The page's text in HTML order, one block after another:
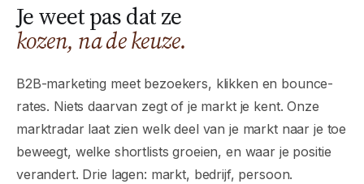
Je weet pas dat ze
kozen, na de keuze.
B2B-marketing meet bezoekers, klikken en bounce-
rates. Niets daarvan zegt of je markt je kent. Onze
marktradar laat zien welk deel van je markt naar je toe
beweegt, welke shortlists groeien, en waar je positie
verandert. Drie lagen: markt, bedrijf, persoon.